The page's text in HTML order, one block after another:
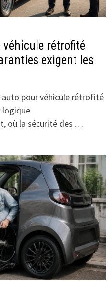
rétrofité
exigent les
auto pour véhicule rétrofité
logique
où la sécurité des …